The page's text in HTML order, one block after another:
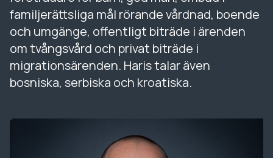
familjerättsliga mål rörande vårdnad, boende
och umgänge, offentligt biträde i ärenden
om tvångsvård och privat biträde i
migrationsärenden. Haris talar även
bosniska, serbiska och kroatiska.